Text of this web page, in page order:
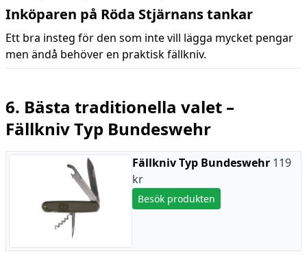
Inköparen på Röda Stjärnans tankar
Ett bra insteg för den som inte vill lägga mycket pengar
men ändå behöver en praktisk fällkniv.
6. Bästa traditionella valet –
Fällkniv Typ Bundeswehr
Fällkniv Typ Bundeswehr 119
kr
Besök produkten